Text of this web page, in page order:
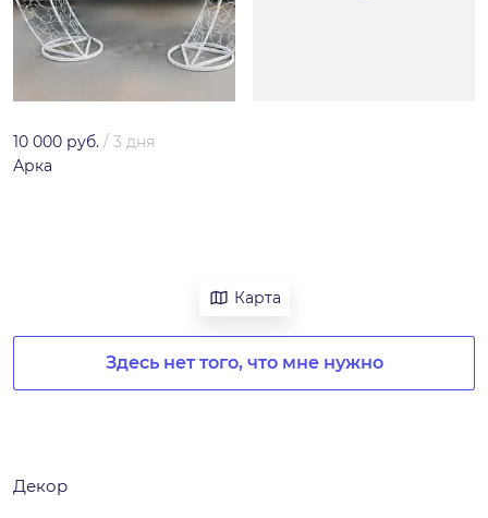
10 000 руб. / 3 дня
Арка
Карта
Здесь нет того, что мне нужно
Декор